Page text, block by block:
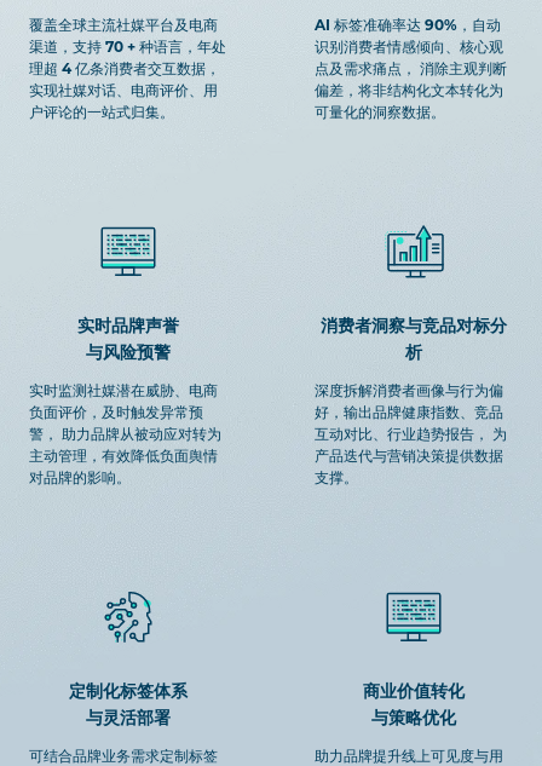
覆盖全球主流社媒平台及电商
渠道，支持 70 + 种语言，年处
理超 4 亿条消费者交互数据，
实现社媒对话、电商评价、用
户评论的一站式归集。
AI 标签准确率达 90%，自动
识别消费者情感倾向、核心观
点及需求痛点， 消除主观判断
偏差，将非结构化文本转化为
可量化的洞察数据。
实时品牌声誉
与风险预警
实时监测社媒潜在威胁、电商
负面评价，及时触发异常预
警， 助力品牌从被动应对转为
主动管理，有效降低负面舆情
对品牌的影响。
消费者洞察与竞品对标分
析
深度拆解消费者画像与行为偏
好，输出品牌健康指数、竞品
互动对比、行业趋势报告， 为
产品迭代与营销决策提供数据
支撑。
定制化标签体系
与灵活部署
可结合品牌业务需求定制标签
商业价值转化
与策略优化
助力品牌提升线上可见度与用